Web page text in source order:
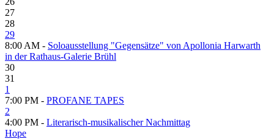
27
28
29
8:00 AM - Soloausstellung "Gegensätze" von Apollonia Harwarth
in der Rathaus-Galerie Brühl
30
31
1
7:00 PM - PROFANE TAPES
2
4:00 PM - Literarisch-musikalischer Nachmittag
Hope